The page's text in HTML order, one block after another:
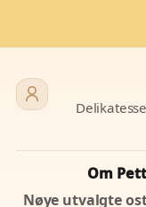
Om
Nøye utvalgte